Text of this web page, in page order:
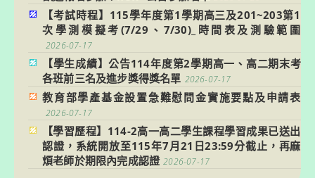
【考試時程】115學年度第1學期高三及201~203第1
次學測模擬考(7/29、7/30)_時間表及測驗範圍
2026-07-17
【學生成績】公告114年度第2學期高一、高二期末考
各班前三名及進步獎得獎名單 2026-07-17
教育部學產基金設置急難慰問金實施要點及申請表
2026-07-17
【學習歷程】114-2高一高二學生課程學習成果已送出
認證，系統開放至115年7月21日23:59分截止，再麻
煩老師於期限內完成認證 2026-07-17